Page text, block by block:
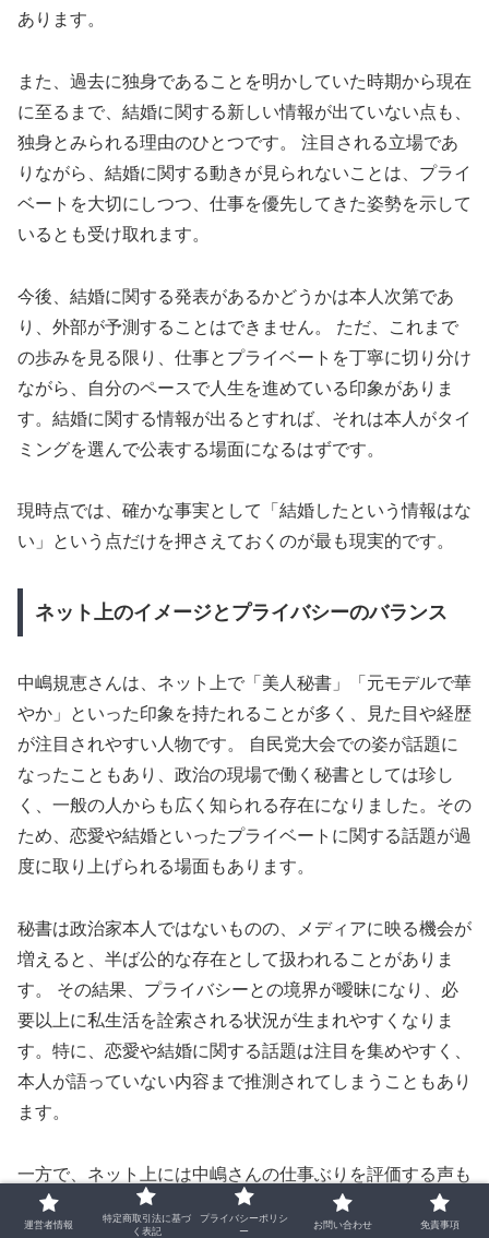
あります。
また、過去に独身であることを明かしていた時期から現在
に至るまで、結婚に関する新しい情報が出ていない点も、
独身とみられる理由のひとつです。 注目される立場であ
りながら、結婚に関する動きが見られないことは、プライ
ベートを大切にしつつ、仕事を優先してきた姿勢を示して
いるとも受け取れます。
今後、結婚に関する発表があるかどうかは本人次第であ
り、外部が予測することはできません。 ただ、これまで
の歩みを見る限り、仕事とプライベートを丁寧に切り分け
ながら、自分のペースで人生を進めている印象がありま
す。結婚に関する情報が出るとすれば、それは本人がタイ
ミングを選んで公表する場面になるはずです。
現時点では、確かな事実として「結婚したという情報はな
い」という点だけを押さえておくのが最も現実的です。
ネット上のイメージとプライバシーのバランス
中嶋規恵さんは、ネット上で「美人秘書」「元モデルで華
やか」といった印象を持たれることが多く、見た目や経歴
が注目されやすい人物です。 自民党大会での姿が話題に
なったこともあり、政治の現場で働く秘書としては珍し
く、一般の人からも広く知られる存在になりました。その
ため、恋愛や結婚といったプライベートに関する話題が過
度に取り上げられる場面もあります。
秘書は政治家本人ではないものの、メディアに映る機会が
増えると、半ば公的な存在として扱われることがありま
す。 その結果、プライバシーとの境界が曖昧になり、必
要以上に私生活を詮索される状況が生まれやすくなりま
す。特に、恋愛や結婚に関する話題は注目を集めやすく、
本人が語っていない内容まで推測されてしまうこともあり
ます。
一方で、ネット上には中嶋さんの仕事ぶりを評価する声も
多く見られます。 議員の秘書として日々多忙な業務をこ
運営者情報
特定商取引法に基づ
く表記
プライバシーポリシ
ー
お問い合わせ 免責事項